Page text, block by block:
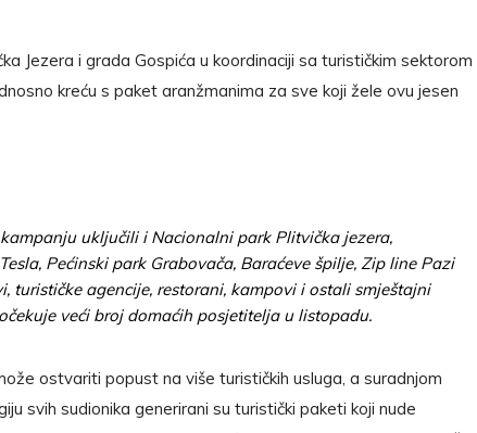
Jezera i grada Gospića u koordinaciji sa turističkim sektorom
kreću s paket aranžmanima za sve koji žele ovu jesen
uključili i Nacionalni park Plitvička jezera,
Pećinski park Grabovača, Baraćeve špilje, Zip line Pazi
turističke agencije, restorani, kampovi i ostali smještajni
veći broj domaćih posjetitelja u listopadu.
ostvariti popust na više turističkih usluga, a suradnjom
svih sudionika generirani su turistički paketi koji nude